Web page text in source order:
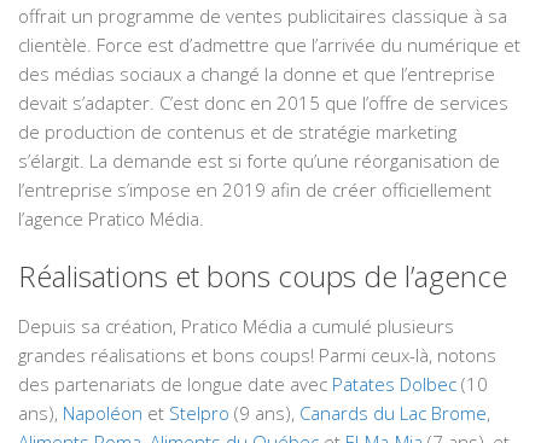
offrait un programme de ventes publicitaires classique à sa
clientèle. Force est d’admettre que l’arrivée du numérique et
des médias sociaux a changé la donne et que l’entreprise
devait s’adapter. C’est donc en 2015 que l’offre de services
de production de contenus et de stratégie marketing
s’élargit. La demande est si forte qu’une réorganisation de
l’entreprise s’impose en 2019 afin de créer officiellement
l’agence Pratico Média.
Réalisations et bons coups de l’agence
Depuis sa création, Pratico Média a cumulé plusieurs
grandes réalisations et bons coups! Parmi ceux-là, notons
des partenariats de longue date avec Patates Dolbec (10
ans), Napoléon et Stelpro (9 ans), Canards du Lac Brome,